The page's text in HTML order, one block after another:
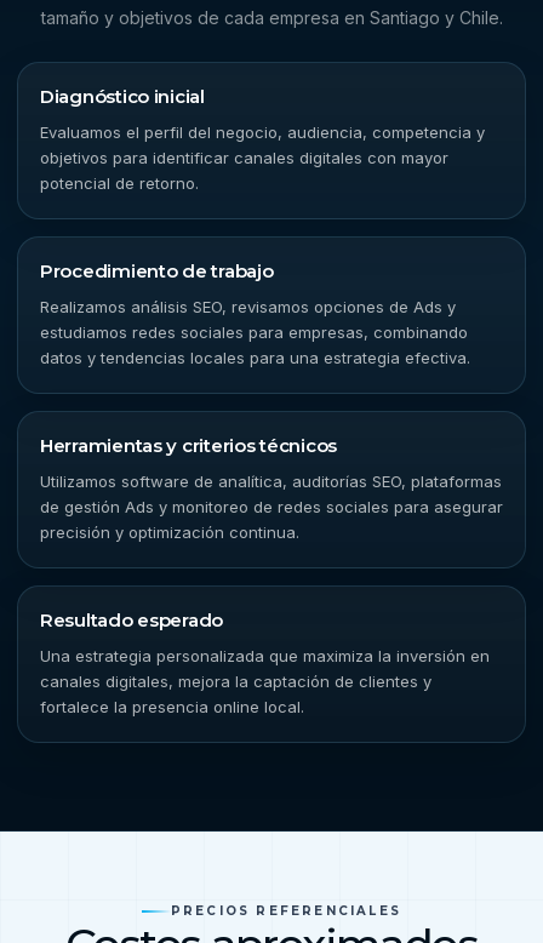
tamaño y objetivos de cada empresa en Santiago y Chile.
Diagnóstico inicial
Evaluamos el perfil del negocio, audiencia, competencia y
objetivos para identificar canales digitales con mayor
potencial de retorno.
Procedimiento de trabajo
Realizamos análisis SEO, revisamos opciones de Ads y
estudiamos redes sociales para empresas, combinando
datos y tendencias locales para una estrategia efectiva.
Herramientas y criterios técnicos
Utilizamos software de analítica, auditorías SEO, plataformas
de gestión Ads y monitoreo de redes sociales para asegurar
precisión y optimización continua.
Resultado esperado
Una estrategia personalizada que maximiza la inversión en
canales digitales, mejora la captación de clientes y
fortalece la presencia online local.
PRECIOS REFERENCIALES